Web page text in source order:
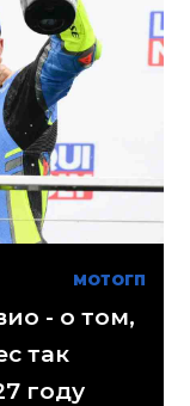
МОТОГП
- о том,
так
году